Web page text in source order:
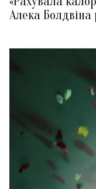
Алека Болдвіна